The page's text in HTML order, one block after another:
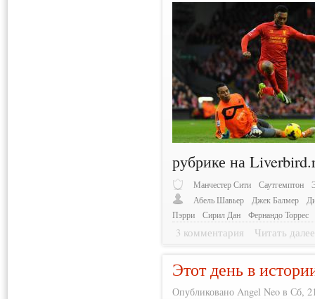
рубрике на
Манчестер Сити Саутгемптон
Абель Шавьер
Джек Балмер
Пэрри
Сирил Дан Фернандо Торрес
3 комментария Читать далее
Этот день в
Опубликовано Angel Neo в Сб,